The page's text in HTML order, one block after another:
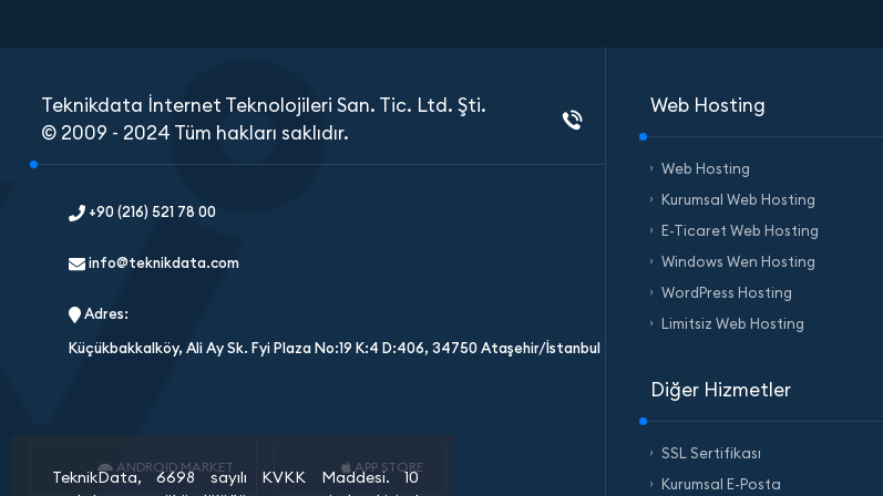
Teknikdata İnternet Teknolojileri San. Tic. Ltd. Şti.
© 2009 - 2024 Tüm hakları saklıdır.
+90 (216) 521 78 00
info@teknikdata.com
Adres:
Küçükbakkalköy, Ali Ay Sk. Fyi Plaza No:19 K:4 D:406, 34750 Ataşehir/İstanbul
ANDROID MARKET APP STORE
Web Hosting
Web Hosting
Kurumsal Web Hosting
E-Ticaret Web Hosting
Windows Wen Hosting
WordPress Hosting
Limitsiz Web Hosting
Diğer Hizmetler
SSL Sertifikası
Kurumsal E-Posta
TeknikData, 6698 sayılı KVKK Maddesi. 10